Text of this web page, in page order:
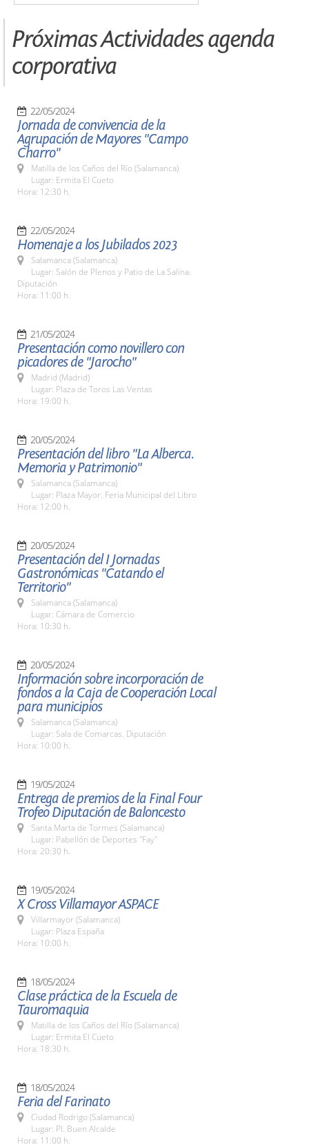
Próximas Actividades agenda
corporativa
22/05/2024
Jornada de convivencia de la
Agrupación de Mayores "Campo
Charro"
Matilla de los Caños del Río (Salamanca)
Lugar: Ermita El Cueto
Hora: 12:30 h.
22/05/2024
Homenaje a los Jubilados 2023
Salamanca (Salamanca)
Lugar: Salón de Plenos y Patio de La Salina.
Diputación
Hora: 11:00 h.
21/05/2024
Presentación como novillero con
picadores de "Jarocho"
Madrid (Madrid)
Lugar: Plaza de Toros Las Ventas
Hora: 19:00 h.
20/05/2024
Presentación del libro "La Alberca.
Memoria y Patrimonio"
Salamanca (Salamanca)
Lugar: Plaza Mayor. Feria Municipal del Libro
Hora: 12:00 h.
20/05/2024
Presentación del I Jornadas
Gastronómicas "Catando el
Territorio"
Salamanca (Salamanca)
Lugar: Cámara de Comercio
Hora: 10:30 h.
20/05/2024
Información sobre incorporación de
fondos a la Caja de Cooperación Local
para municipios
Salamanca (Salamanca)
Lugar: Sala de Comarcas. Diputación
Hora: 10:00 h.
19/05/2024
Entrega de premios de la Final Four
Trofeo Diputación de Baloncesto
Santa Marta de Tormes (Salamanca)
Lugar: Pabellón de Deportes "Fay"
Hora: 20:30 h.
19/05/2024
X Cross Villamayor ASPACE
Villarmayor (Salamanca)
Lugar: Plaza España
Hora: 10:00 h.
18/05/2024
Clase práctica de la Escuela de
Tauromaquia
Matilla de los Caños del Río (Salamanca)
Lugar: Ermita El Cueto
Hora: 18:30 h.
18/05/2024
Feria del Farinato
Ciudad Rodrigo (Salamanca)
Lugar: Pl. Buen Alcalde
Hora: 11:00 h.